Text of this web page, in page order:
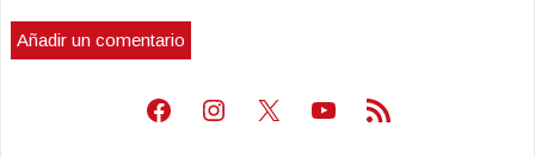
Facebook
Instagram
X Youtube
Feed RSS